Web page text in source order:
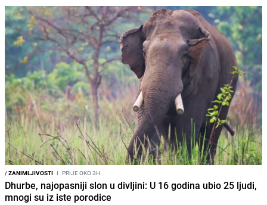
/ZANIMLJIVOSTI I PRIJE OKO 3H
Dhurbe, najopasniji slon u divljini: U 16 godina ubio 25 ljudi,
mnogi su iz iste porodice